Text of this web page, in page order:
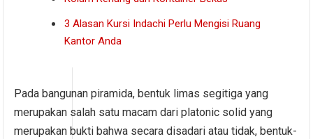
3 Alasan Kursi Indachi Perlu Mengisi Ruang
Kantor Anda
Pada bangunan piramida, bentuk limas segitiga yang
merupakan salah satu macam dari platonic solid yang
merupakan bukti bahwa secara disadari atau tidak, bentuk-